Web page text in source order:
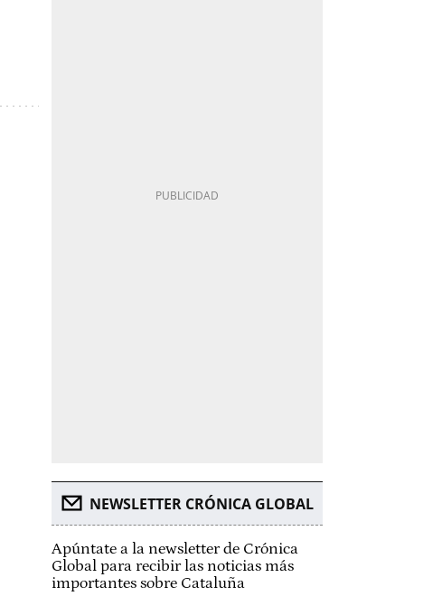
NEWSLETTER CRÓNICA GLOBAL
Apúntate a la newsletter de Crónica
Global para recibir las noticias más
importantes sobre Cataluña